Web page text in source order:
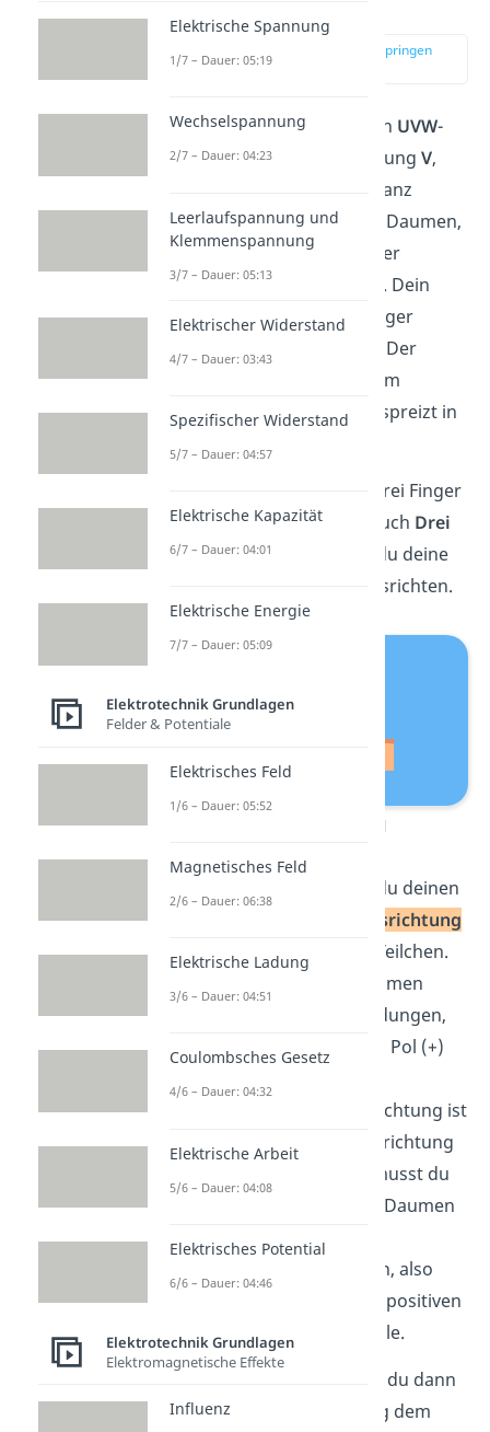
zur Stelle im Video springen
(00:23)
DieRechteHandoder auch UVW-
Regel (Ursache
, Vermittlung V,
) funktioniert ganz
einfach. Du spreizt deinen Daumen,
Zeigefinger und Mittelfinger
senkrecht voneinander ab. Dein
Daumen und dein Zeigefinger
formen dabei eine Pistole. Der
Mittelfinger befindet sich im
rechten Winkel dazu abgespreizt in
Richtung der Handfläche.
Weil du insgesamt dafür drei Finger
benötigst, nennst du sie auch Drei
Finger Regel . Jetzt musst du deine
Finger nur noch richtig ausrichten.
Rechte-Hand-Regel
Im ersten Schritt richtest du deinen
Bewegungsrichtung
(Ursache)
der geladenen Teilchen.
Achtung: Den rechten Daumen
benutzt du für positive Ladungen,
also zeigt er vom positiven Pol (+)
Spannungsquelle. Diese Richtung ist
auch als technische Stromrichtung
definiert. Für Elektronen musst du
dementsprechend deinen Daumen
entgegen der Elektronen
Bewegungsrichtung halten, also
vom negativen Pol (-) zum positiven
Pol (+) der Spannungsquelle.
Im zweiten Schritt richtest du dann
deinen Zeigefinger entlang dem
Elektrische Spannung
1/7 – Dauer: 05:19
Wechselspannung
2/7 – Dauer: 04:23
Leerlaufspannung und
Klemmenspannung
3/7 – Dauer: 05:13
Elektrischer Widerstand
4/7 – Dauer: 03:43
Spezifischer Widerstand
5/7 – Dauer: 04:57
Elektrische Kapazität
6/7 – Dauer: 04:01
Elektrische Energie
7/7 – Dauer: 05:09
Elektrotechnik Grundlagen
Felder & Potentiale
Elektrisches Feld
1/6 – Dauer: 05:52
Magnetisches Feld
2/6 – Dauer: 06:38
Elektrische Ladung
3/6 – Dauer: 04:51
Coulombsches Gesetz
4/6 – Dauer: 04:32
Elektrische Arbeit
5/6 – Dauer: 04:08
Elektrisches Potential
6/6 – Dauer: 04:46
Elektrotechnik Grundlagen
Elektromagnetische Effekte
Influenz